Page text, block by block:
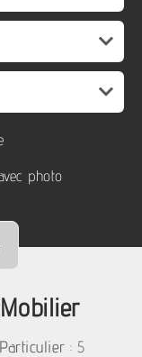
photo
Particulier : 5